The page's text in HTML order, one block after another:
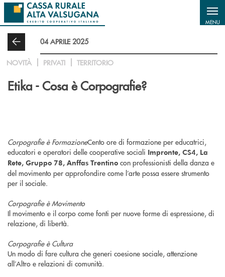
Salta al contenuto principale
MENU
04 APRILE 2025
NOVITÀ PRIVATI TERRITORIO
Etika - Cosa è Corpografie?
Corpografie è FormazioneCento ore di formazione per educatrici,
educatori e operatori delle cooperative sociali Impronte, CS4, La
Rete, Gruppo 78, Anffas Trentino con professionisti della danza e
del movimento per approfondire come l’arte possa essere strumento
per il sociale.
Corpografie è Movimento
Il movimento e il corpo come fonti per nuove forme di espressione, di
relazione, di libertà.
Corpografie è Cultura
Un modo di fare cultura che generi coesione sociale, attenzione
all’Altro e relazioni di comunità.